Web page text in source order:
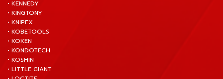
• KENNEDY
• KINGTONY
• KNIPEX
• KOBETOOLS
• KOKEN
• KONDOTECH
• KOSHIN
• LITTLE GIANT